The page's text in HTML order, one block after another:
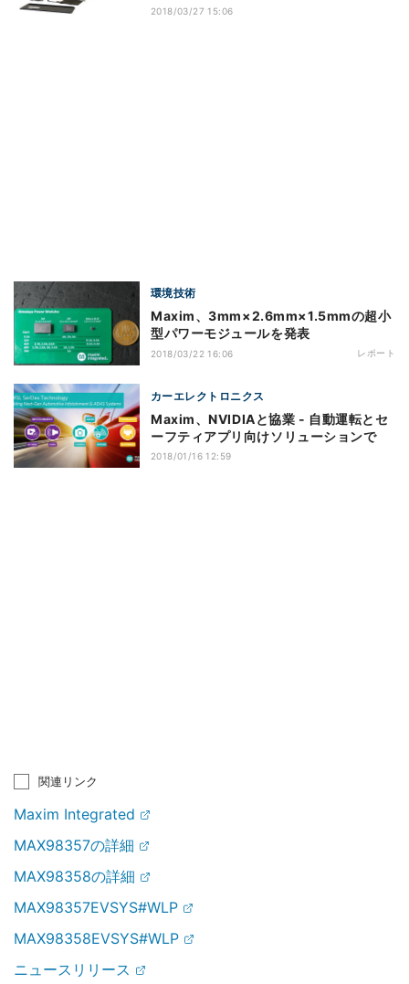
2018/03/27 15:06
環境技術
Maxim、3mm×2.6mm×1.5mmの超小
型パワーモジュールを発表
2018/03/22 16:06 レポート
カーエレクトロニクス
Maxim、NVIDIAと協業 - 自動運転とセ
ーフティアプリ向けソリューションで
2018/01/16 12:59
関連リンク
Maxim Integrated
MAX98357の詳細
MAX98358の詳細
MAX98357EVSYS#WLP
MAX98358EVSYS#WLP
ニュースリリース